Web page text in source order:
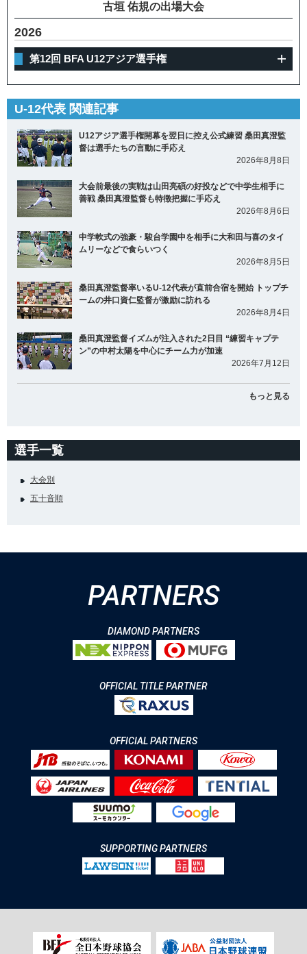
古垣 佑規の出場大会
2026
第12回 BFA U12アジア選手権
U-12代表 関連記事
U12アジア選手権開幕を翌日に控え公式練習 桑田真澄監
督は選手たちの言動に手応え
2026年8月8日
大会前最後の実戦は山田亮碩の好投などで中学生相手に
善戦 桑田真澄監督も特徴把握に手応え
2026年8月6日
中学軟式の強豪・駿台学園中を相手に大和田与喜のタイ
ムリーなどで食らいつく
2026年8月5日
桑田真澄監督率いるU-12代表が直前合宿を開始 トップチ
ームの井口資仁監督が激励に訪れる
2026年8月4日
桑田真澄監督イズムが注入された2日目 “練習キャプテ
ン”の中村太陽を中心にチーム力が加速
2026年7月12日
もっと見る
選手一覧
大会別
五十音順
PARTNERS
DIAMOND PARTNERS
OFFICIAL TITLE PARTNER
OFFICIAL PARTNERS
SUPPORTING PARTNERS